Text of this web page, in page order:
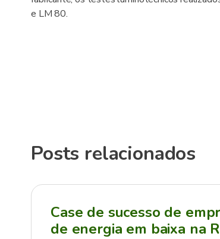
e LM 80.
Posts relacionados
Case de sucesso de
de energia em baixa na